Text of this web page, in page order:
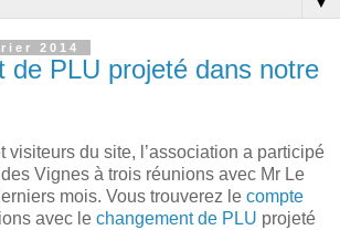
2014
de PLU projeté dans notre
visiteurs du site, l’association a participé
Vignes à trois réunions avec Mr Le
mois. Vous trouverez le compte
avec le changement de PLU projeté